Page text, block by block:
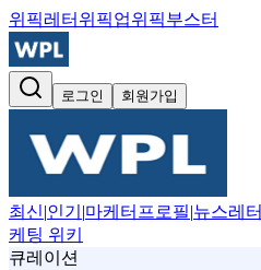
위픽레터 위픽업위픽부스터
로그인 회원가입
최신|인기 |마케터프로필|뉴스레터
케팅 위키
큐레이션